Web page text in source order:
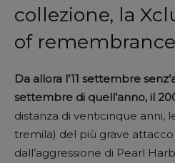
collezione, la
of
Da allora l’11 settembre
settembre di quell’anno, il
distanza di venticinque anni,
tremila) del più grave
dall’aggressione di Pearl